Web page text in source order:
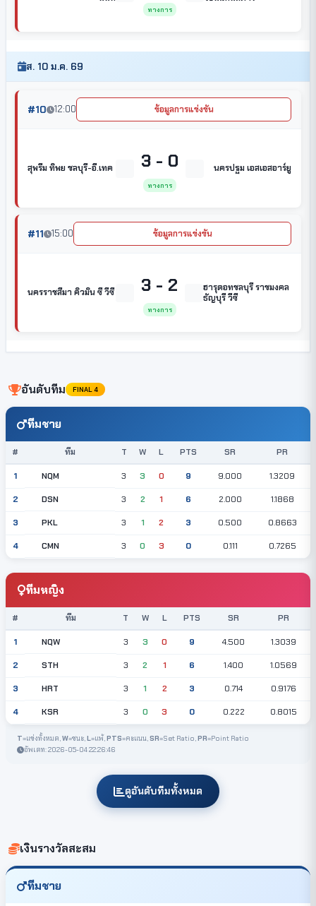
ทางการ
ส. 10 ม.ค. 69
#10 12:00 ข้อมูลการแข่งขัน
สุพรีม ทิพย ชลบุรี-อี.เทค 3 - 0
ทางการ
นครปฐม เอสเอสอาร์ยู
#11 15:00 ข้อมูลการแข่งขัน
นครราชสีมา คิวมิน ซี วีซี 3 - 2
ทางการ
ฮารุดอทชลบุรี ราชมงคล
ธัญบุรี วีซี
อันดับทีม FINAL 4
ทีมชาย
# ทีม T W L PTS SR PR
1 NQM 3 3 0 9 9.000 1.3209
2 DSN 3 2 1 6 2.000 1.1868
3 PKL 3 1 2 3 0.500 0.8663
4 CMN 3 0 3 0 0.111 0.7265
ทีมหญิง
# ทีม T W L PTS SR PR
1 NQW 3 3 0 9 4.500 1.3039
2 STH 3 2 1 6 1.400 1.0569
3 HRT 3 1 2 3 0.714 0.9176
4 KSR 3 0 3 0 0.222 0.8015
T=แข่งทั้งหมด,W=ชนะ,L=แพ้,PTS=คะแนน,SR=Set Ratio,PR=Point Ratio
อัพเดท: 2026-05-04 22:26:46
ดูอันดับทีมทั้งหมด
เงินรางวัลสะสม
ทีมชาย